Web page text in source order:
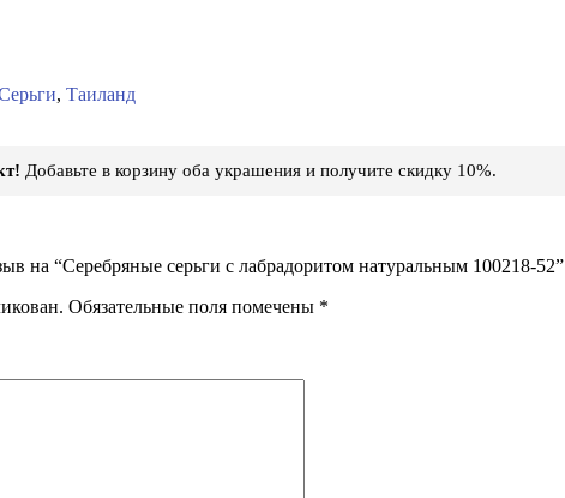
, Таиланд
Добавьте в корзину оба украшения и получите скидку 10%.
на “Серебряные серьги с лабрадоритом натуральным 100218-52”
Обязательные поля помечены *